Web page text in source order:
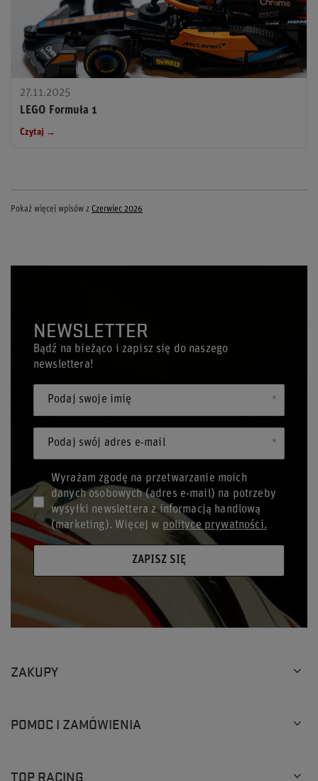
27.11.2025
LEGO Formuła 1
Czytaj →
Pokaż więcej wpisów z Czerwiec 2026
NEWSLETTER
Bądź na bieżąco i zapisz się do naszego
newslettera!
Podaj swoje imię
Podaj swój adres e-mail
Wyrażam zgodę na przetwarzanie moich
danych osobowych (adres e-mail) na potrzeby
wysyłki newslettera z informacją handlową
(marketing). Więcej w polityce prywatności.
ZAPISZ SIĘ
ZAKUPY
POMOC I ZAMÓWIENIA
TOP RACING